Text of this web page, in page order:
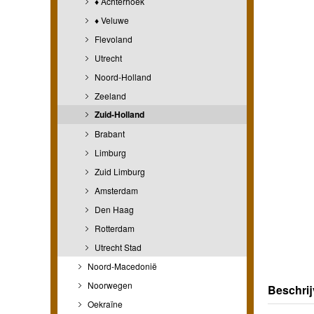
♦ Veluwe
Flevoland
Utrecht
Noord-Holland
Zeeland
Zuid-Holland
Brabant
Limburg
Zuid Limburg
Amsterdam
Den Haag
Rotterdam
Utrecht Stad
Noord-Macedonië
Noorwegen
Oekraïne